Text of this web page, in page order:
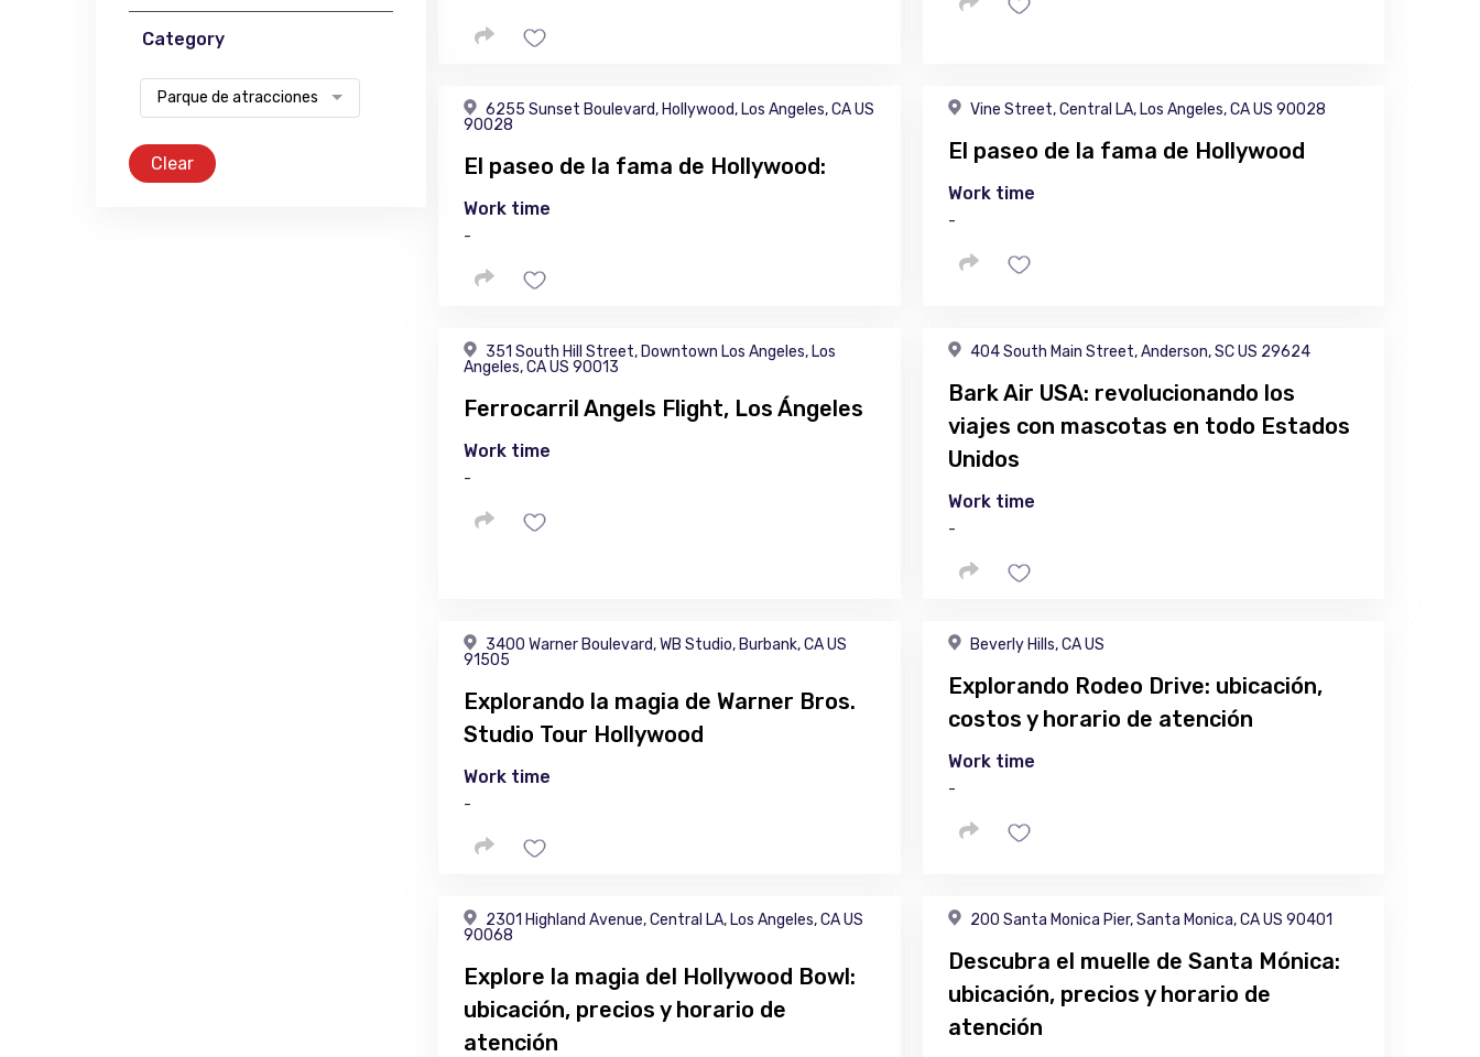
Category
Parque de atracciones
Clear
6255 Sunset Boulevard, Hollywood, Los Angeles, CA US
90028
El paseo de la fama de Hollywood:
Work time
-
Vine Street, Central LA, Los Angeles, CA US 90028
El paseo de la fama de Hollywood
Work time
-
351 South Hill Street, Downtown Los Angeles, Los
Angeles, CA US 90013
Ferrocarril Angels Flight, Los Ángeles
Work time
-
404 South Main Street, Anderson, SC US 29624
Bark Air USA: revolucionando los
viajes con mascotas en todo Estados
Unidos
Work time
-
3400 Warner Boulevard, WB Studio, Burbank, CA US
91505
Explorando la magia de Warner Bros.
Studio Tour Hollywood
Work time
-
Beverly Hills, CA US
Explorando Rodeo Drive: ubicación,
costos y horario de atención
Work time
-
2301 Highland Avenue, Central LA, Los Angeles, CA US
90068
Explore la magia del Hollywood Bowl:
ubicación, precios y horario de
atención
200 Santa Monica Pier, Santa Monica, CA US 90401
Descubra el muelle de Santa Mónica:
ubicación, precios y horario de
atención